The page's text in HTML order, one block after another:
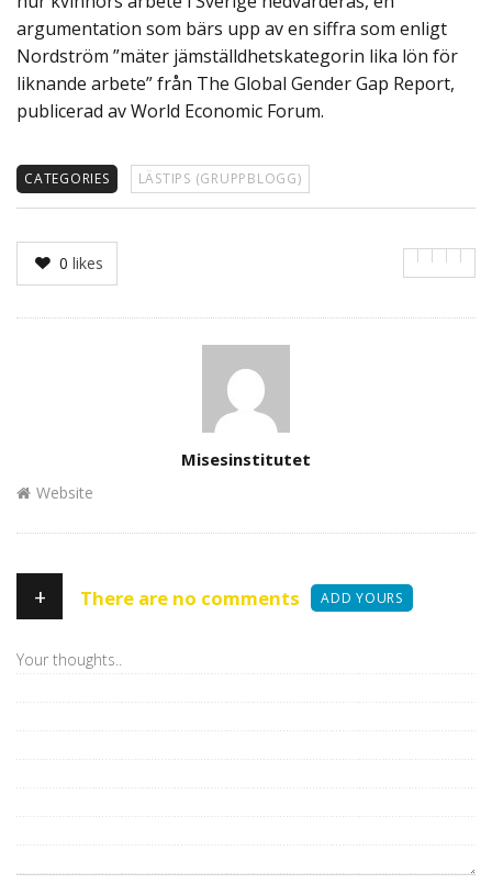
argumentation som bärs upp av en siffra som enligt
Nordström ”mäter jämställdhetskategorin lika lön för
liknande arbete” från The Global Gender Gap Report,
publicerad av World Economic Forum.
CATEGORIES LÄSTIPS (GRUPPBLOGG)
0 likes
Misesinstitutet
Website
+ There are no comments ADD YOURS